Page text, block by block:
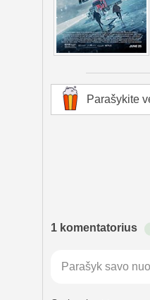
Parašykite